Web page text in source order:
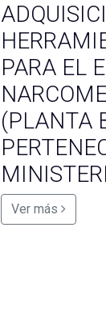
PARA EL
(PLANTA
Ver más